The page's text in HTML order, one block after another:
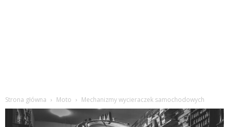
Strona główna Moto Mechanizmy wycieraczek samochodowych